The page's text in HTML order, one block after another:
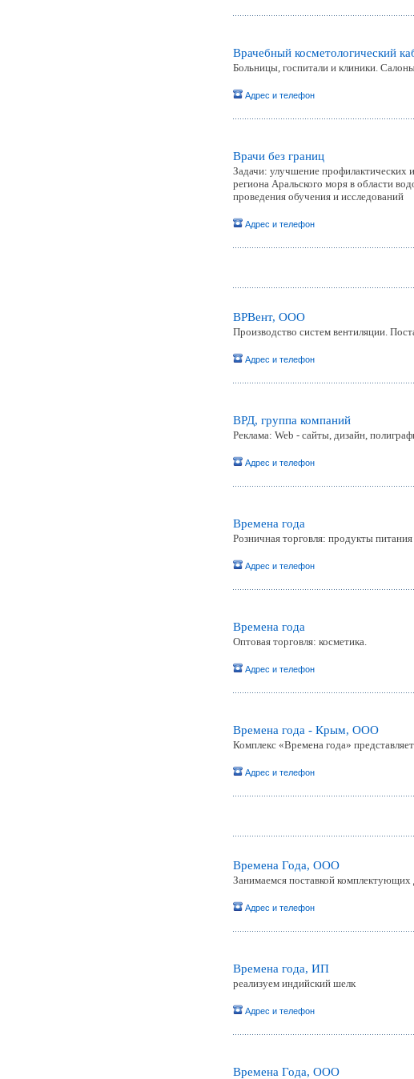
Врачебный косметологический
Больницы, госпитали и клиники.
Адрес и телефон
Врачи без границ
Задачи: улучшение профилактических
региона Аральского моря в области
проведения обучения и исследований
Адрес и телефон
ВРВент, ООО
Производство систем вентиляции.
Адрес и телефон
ВРД, группа компаний
Реклама: Web - сайты, дизайн,
Адрес и телефон
Времена года
Розничная торговля: продукты питания
Адрес и телефон
Времена года
Оптовая торговля: косметика.
Адрес и телефон
Времена года - Крым, ООО
Комплекс «Времена года»
Адрес и телефон
Времена Года, OOO
Занимаемся поставкой
Адрес и телефон
Времена года, ИП
реализуем индийский шелк
Адрес и телефон
Времена Года, ООО